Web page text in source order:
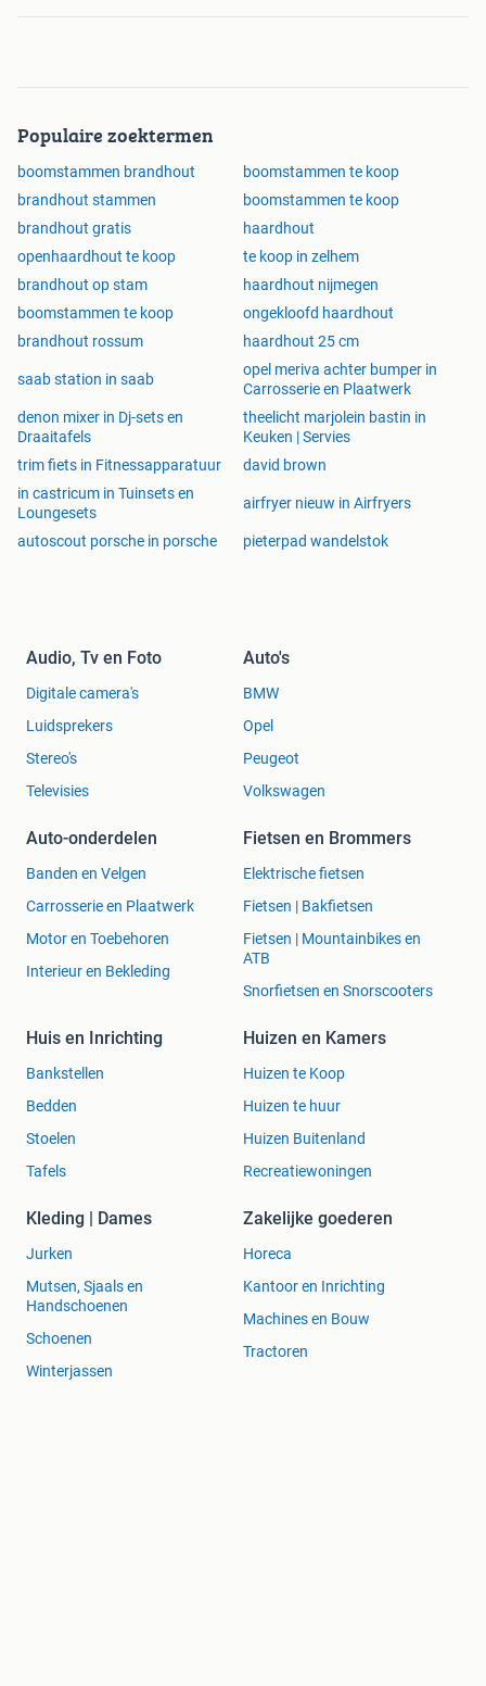
Populaire zoektermen
boomstammen brandhout
boomstammen te koop
brandhout stammen
boomstammen te koop
brandhout gratis
haardhout
openhaardhout te koop
te koop in zelhem
brandhout op stam
haardhout nijmegen
boomstammen te koop
ongekloofd haardhout
brandhout rossum
haardhout 25 cm
saab station in saab
opel meriva achter bumper in
Carrosserie en Plaatwerk
denon mixer in Dj-sets en
Draaitafels
theelicht marjolein bastin in
Keuken | Servies
trim fiets in Fitnessapparatuur
david brown
in castricum in Tuinsets en
Loungesets
airfryer nieuw in Airfryers
autoscout porsche in porsche pieterpad wandelstok
Audio, Tv en Foto
Digitale camera's
Luidsprekers
Stereo's
Televisies
Auto's
BMW
Opel
Peugeot
Volkswagen
Auto-onderdelen
Banden en Velgen
Carrosserie en Plaatwerk
Motor en Toebehoren
Interieur en Bekleding
Fietsen en Brommers
Elektrische fietsen
Fietsen | Bakfietsen
Fietsen | Mountainbikes en
ATB
Snorfietsen en Snorscooters
Huis en Inrichting
Bankstellen
Bedden
Stoelen
Tafels
Huizen en Kamers
Huizen te Koop
Huizen te huur
Huizen Buitenland
Recreatiewoningen
Kleding | Dames
Jurken
Mutsen, Sjaals en
Handschoenen
Schoenen
Winterjassen
Zakelijke goederen
Horeca
Kantoor en Inrichting
Machines en Bouw
Tractoren